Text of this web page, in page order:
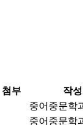
첨부 작
중어중문학
중어중문학